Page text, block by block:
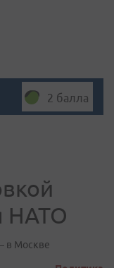
2 балла
НАТО
в Москве